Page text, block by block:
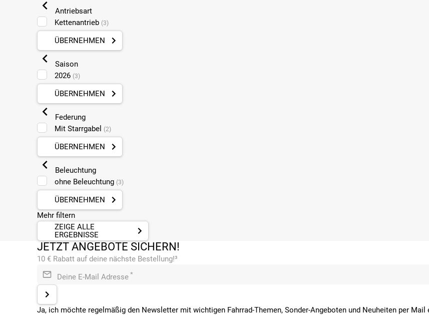
Antriebsart
Kettenantrieb (3)
ÜBERNEHMEN
Saison
2026 (3)
ÜBERNEHMEN
Federung
Mit Starrgabel
(2)
ÜBERNEHMEN
Beleuchtung
ohne Beleuchtung (3)
ÜBERNEHMEN
Mehr filtern
ZEIGE ALLE
ERGEBNISSE
JETZT ANGEBOTE SICHERN!
10 € Rabatt auf deine nächste Bestellung!³
Deine E-Mail Adresse *
Ja, ich möchte regelmäßig den Newsletter mit wichtigen Fahrrad-Themen, Sonder-Angeboten und Neuheiten per